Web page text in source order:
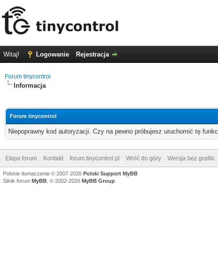
Witaj! Logowanie Rejestracja
Forum tinycontrol
Informacja
Forum tinycontrol
Niepoprawny kod autoryzacji. Czy na pewno próbujesz uruchomić tę
Ekipa forum Kontakt forum.tinycontrol.pl Wróć do góry Wersja bez grafiki
Polskie tłumaczenie © 2007-2026 Polski Support MyBB
Silnik forum MyBB , © 2002-2026 MyBB Group